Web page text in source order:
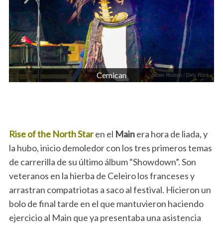
Cemican
Rise of the North Staren el Mainera hora de liada, y
la hubo, inicio demoledor con los tres primeros temas
de carrerilla de su último álbum “Showdown”. Son
veteranos en la hierba de Celeiro los franceses y
arrastran compatriotas a saco al festival. Hicieron un
bolo de final tarde en el que mantuvieron haciendo
ejercicio al Main que ya presentaba una asistencia